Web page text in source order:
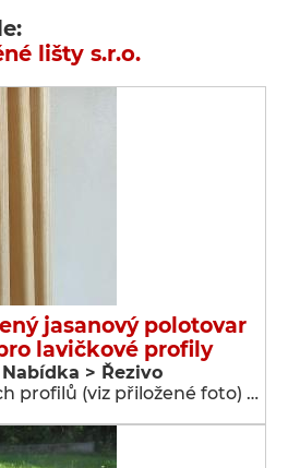
lišty s.r.o.
jasanový polotovar
lavičkové profily
> Řezivo
profilů (viz přiložené foto) …